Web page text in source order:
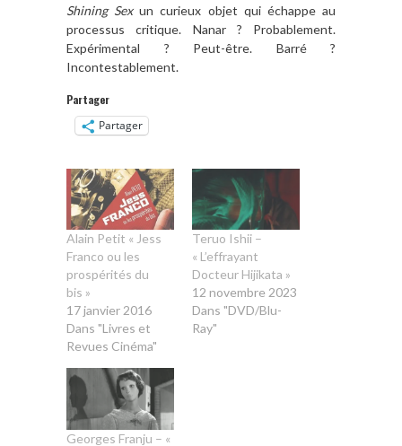
Shining Sexun curieux objet qui échappe au
processus critique. Nanar ? Probablement.
Expérimental ? Peut-être. Barré ?
Incontestablement.
Partager
Partager
Alain Petit « Jess
Franco ou les
prospérités du
bis »
17 janvier 2016
Dans "Livres et
Revues Cinéma"
Teruo Ishii –
« L’effrayant
Docteur Hijikata »
12 novembre 2023
Dans "DVD/Blu-
Ray"
Georges Franju – «